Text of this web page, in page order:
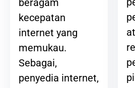
kecepatan
internet yang
memukau.
Sebagai,
penyedia internet,